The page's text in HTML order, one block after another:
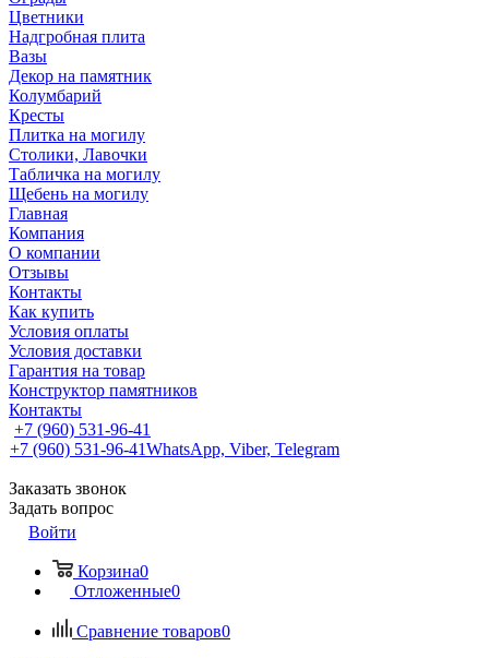
Цветники
Надгробная плита
Вазы
Декор на памятник
Колумбарий
Кресты
Плитка на могилу
Столики, Лавочки
Табличка на могилу
Щебень на могилу
Главная
Компания
О компании
Отзывы
Контакты
Как купить
Условия оплаты
Условия доставки
Гарантия на товар
Конструктор памятников
Контакты
+7 (960) 531-96-41
+7 (960) 531-96-41WhatsApp, Viber, Telegram
Заказать звонок
Задать вопрос
Войти
Корзина0
Отложенные0
Сравнение товаров0